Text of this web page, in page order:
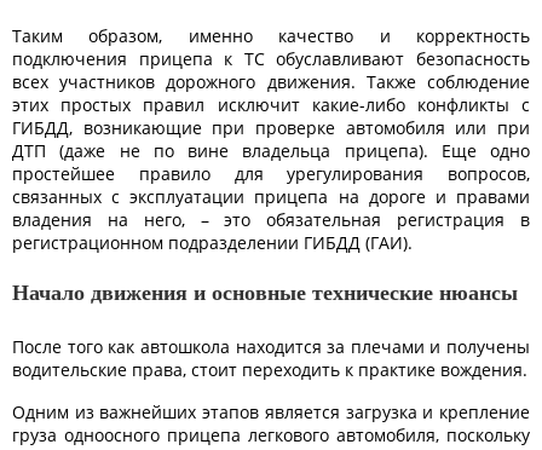
Таким образом, именно качество и корректность
подключения прицепа к ТС обуславливают безопасность
всех участников дорожного движения. Также соблюдение
этих простых правил исключит какие-либо конфликты с
ГИБДД, возникающие при проверке автомобиля или при
ДТП (даже не по вине владельца прицепа). Еще одно
простейшее правило для урегулирования вопросов,
связанных с эксплуатации прицепа на дороге и правами
владения на него, – это обязательная регистрация в
регистрационном подразделении ГИБДД (ГАИ).
Начало движения и основные технические нюансы
После того как автошкола находится за плечами и получены
водительские права, стоит переходить к практике вождения.
Одним из важнейших этапов является загрузка и крепление
груза одноосного прицепа легкового автомобиля, поскольку